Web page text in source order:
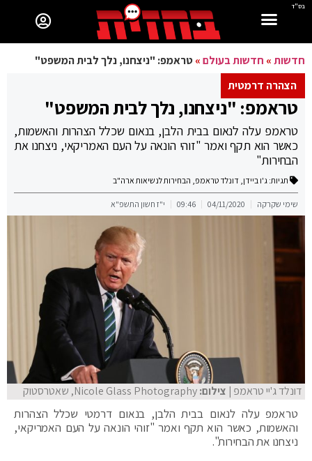
בס"ד
חדשות» חדשות בעולם»טראמפ: "ניצחנו, נלך לבית המשפט"
הצהרה דרמטית
טראמפ: "ניצחנו, נלך לבית המשפט"
טראמפ עלה לנאום בבית הלבן, בנאום שכלל הצהרות והאשמות,
כאשר הוא תקף ואמר "זוהי הונאה על העם האמריקאי, ניצחנו את
הבחירות"
תגיות: ג'ו ביידן, דונלד טראמפ, הבחירות לנשיאות ארה"ב
שימי שקרקה 04/11/2020
09:46 י"ז חשון התשפ"א
דונלד ג'יי טראמפ | צילום:Nicole Glass Photography, שאטרסטוק
טראמפ עלה לנאום בבית הלבן, בנאום דרמטי שכלל הצהרות
והאשמות, כאשר הוא תקף ואמר "זוהי הונאה על העם האמריקאי,
ניצחנו את הבחירות".